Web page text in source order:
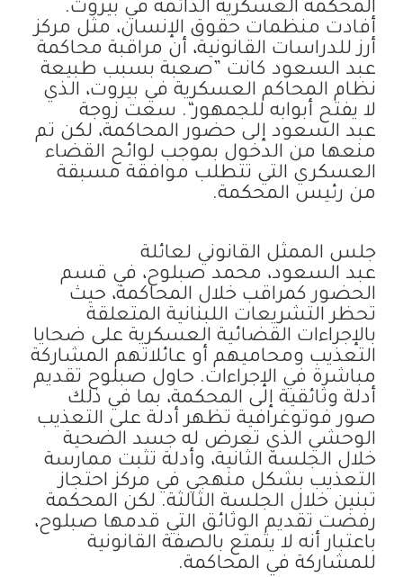
المحكمة العسكرية الدائمة في بيروت.
أفادت منظمات حقوق الإنسان، مثل مركز
أرز للدراسات القانونية، أن مراقبة محاكمة
عبد السعود كانت ”صعبة بسبب طبيعة
نظام المحاكم العسكرية في بيروت، الذي
لا يفتح أبوابه للجمهور“. سعت زوجة
عبد السعود إلى حضور المحاكمة، لكن تم
منعها من الدخول بموجب لوائح القضاء
العسكري التي تتطلب موافقة مسبقة
من رئيس المحكمة.
جلس الممثل القانوني لعائلة
عبد السعود، محمد صبلوح، في قسم
الحضور كمراقب خلال المحاكمة، حيث
تحظر التشريعات اللبنانية المتعلقة
بالإجراءات القضائية العسكرية على ضحايا
التعذيب ومحاميهم أو عائلاتهم المشاركة
مباشرة في الإجراءات. حاول صبلوح تقديم
أدلة وثائقية إلى المحكمة، بما في ذلك
صور فوتوغرافية تظهر أدلة على التعذيب
الوحشي الذي تعرض له جسد الضحية
خلال الجلسة الثانية، وأدلة تثبت ممارسة
التعذيب بشكل منهجي في مركز احتجاز
تبنين خلال الجلسة الثالثة. لكن المحكمة
رفضت تقديم الوثائق التي قدمها صبلوح،
باعتبار أنه لا يتمتع بالصفة القانونية
للمشاركة في المحاكمة.